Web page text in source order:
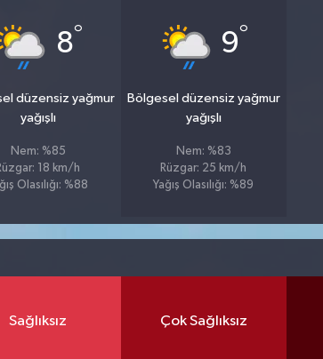
8°
düzensiz yağmur
yağışlı
Nem: %85
18 km/h
Olasılığı: %88
9°
Bölgesel düzensiz yağmur
yağışlı
Nem: %83
Rüzgar: 25 km/h
Yağış Olasılığı: %89
Sağlıksız Çok Sağlıksız